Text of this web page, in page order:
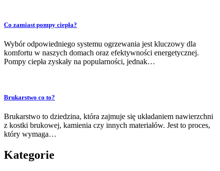
Co zamiast pompy ciepła?
Wybór odpowiedniego systemu ogrzewania jest kluczowy dla
komfortu w naszych domach oraz efektywności energetycznej.
Pompy ciepła zyskały na popularności, jednak…
Brukarstwo co to?
Brukarstwo to dziedzina, która zajmuje się układaniem nawierzchni
z kostki brukowej, kamienia czy innych materiałów. Jest to proces,
który wymaga…
Kategorie